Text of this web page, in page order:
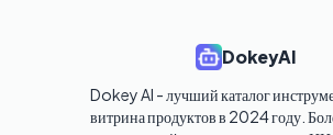
DokeyAI
Dokey AI - лучший каталог
витрина продуктов в 2024 году.